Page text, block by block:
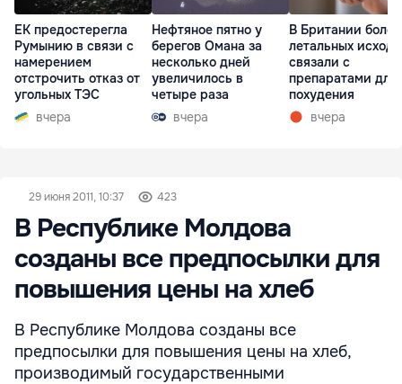
ЕК предостерегла
Румынию в связи с
намерением
отстрочить отказ от
угольных ТЭС
вчера
Нефтяное пятно у
берегов Омана за
несколько дней
увеличилось в
четыре раза
вчера
В Британии
летальных
связали с
препаратами для
похудения
вчера
29 июня 2011, 10:37 423
В Республике Молдова
созданы все предпосылки для
повышения цены на хлеб
В Республике Молдова созданы все
предпосылки для повышения цены на хлеб,
производимый государственными